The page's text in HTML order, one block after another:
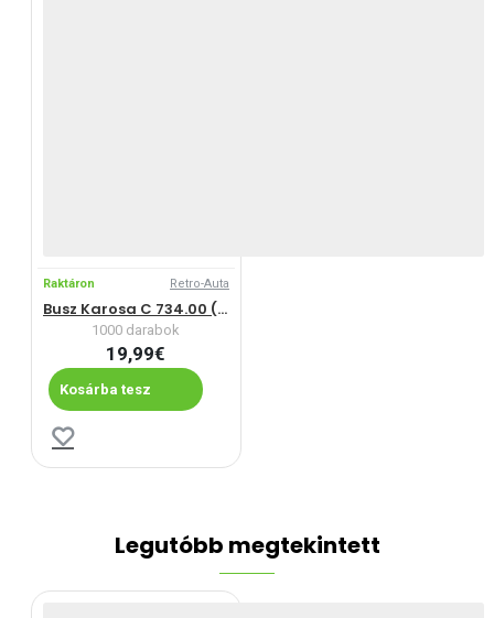
Raktáron Retro-Auta
Busz Karosa C 734.00 (1981-1997)
1000 darabok
19,99€
Kosárba tesz
Legutóbb megtekintett